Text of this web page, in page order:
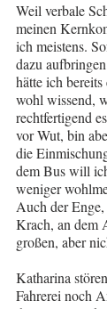
Weil verbale
meinen
ich meistens.
dazu
hätte ich
wohl wissend,
rechtfertigend
vor Wut, bin
die
dem Bus will
weniger
Auch der
Krach, an dem
großen, aber
Katharina
Fahrerei noch